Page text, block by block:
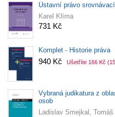
Ústavní právo srovnávací
Karel Klíma
731 Kč
Komplet - Historie práva
940 Kč Ušetříte 166 Kč
Vybraná judikatura z
osob
Ladislav Smejkal,